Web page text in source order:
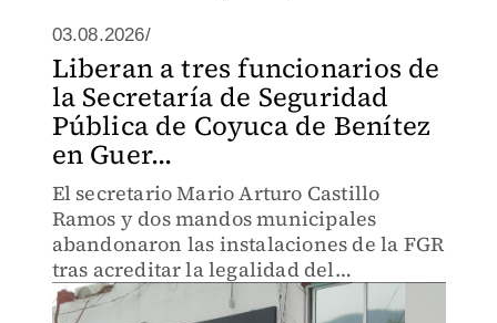
03.08.2026/
Liberan a tres funcionarios de
la Secretaría de Seguridad
Pública de Coyuca de Benítez
en Guer...
El secretario Mario Arturo Castillo
Ramos y dos mandos municipales
abandonaron las instalaciones de la FGR
tras acreditar la legalidad del
armamento de cargo.